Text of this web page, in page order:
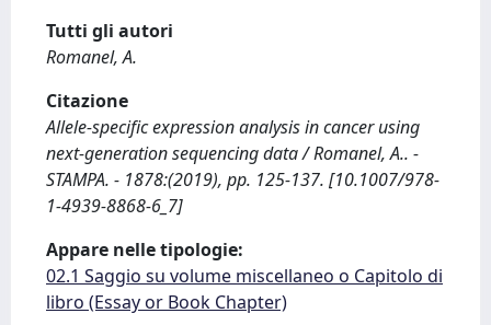
Tutti gli autori
Romanel, A.
Citazione
Allele-specific expression analysis in cancer using
next-generation sequencing data / Romanel, A.. -
STAMPA. - 1878:(2019), pp. 125-137. [10.1007/978-
1-4939-8868-6_7]
Appare nelle tipologie:
02.1 Saggio su volume miscellaneo o Capitolo di
libro (Essay or Book Chapter)